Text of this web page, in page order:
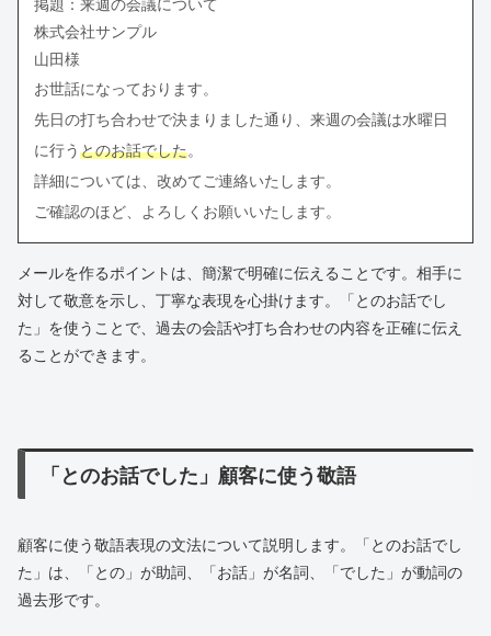
掲題：来週の会議について
株式会社サンプル
山田様
お世話になっております。
先日の打ち合わせで決まりました通り、来週の会議は水曜日
に行うとのお話でした。
詳細については、改めてご連絡いたします。
ご確認のほど、よろしくお願いいたします。
メールを作るポイントは、簡潔で明確に伝えることです。相手に
対して敬意を示し、丁寧な表現を心掛けます。「とのお話でし
た」を使うことで、過去の会話や打ち合わせの内容を正確に伝え
ることができます。
「とのお話でした」顧客に使う敬語
顧客に使う敬語表現の文法について説明します。「とのお話でし
た」は、「との」が助詞、「お話」が名詞、「でした」が動詞の
過去形です。